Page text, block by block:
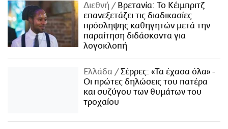
Διεθνή
Βρετανία: Το Κέιμπριτζ
επανεξετάζει τις διαδικασίες
πρόσληψης καθηγητών μετά την
παραίτηση διδάσκοντα για
λογοκλοπή
Ελλάδα
Σέρρες: «Τα έχασα όλα» -
Οι πρώτες δηλώσεις του πατέρα
και συζύγου των θυμάτων του
τροχαίου